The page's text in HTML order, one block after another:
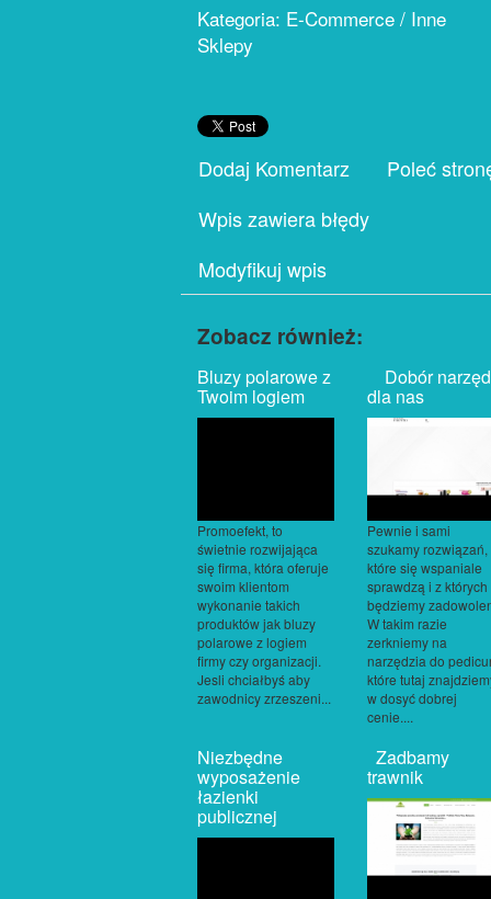
Kategoria: E-Commerce / Inne
Sklepy
Dodaj Komentarz
Poleć
Wpis zawiera błędy
Modyfikuj wpis
Zobacz również:
Bluzy polarowe z
Twoim logiem
Promoefekt, to
świetnie rozwijająca
się firma, która oferuje
swoim klientom
wykonanie takich
produktów jak bluzy
polarowe z logiem
firmy czy organizacji.
Jesli chciałbyś aby
zawodnicy zrzeszeni...
Dobór
dla nas
Pewnie i sami
szukamy rozwiązań,
które się wspaniale
sprawdzą i z których
będziemy
W takim razie
zerkniemy na
narzędzia do
które tutaj
w dosyć dobrej
cenie....
Niezbędne
wyposażenie
łazienki
publicznej
Zadbamy
trawnik